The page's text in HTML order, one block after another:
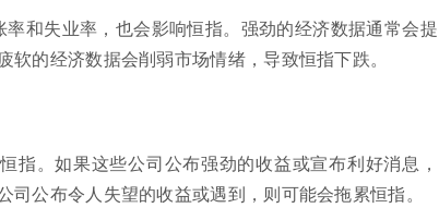
和失业率，也会影响恒指。强劲的经济数据通常会提
的经济数据会削弱市场情绪，导致恒指下跌。
指。如果这些公司公布强劲的收益或宣布利好消息，
公布令人失望的收益或遇到，则可能会拖累恒指。